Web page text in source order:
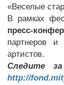
«Веселые
В рамках
пресс-
партнеров и
артистов.
Следите
http://